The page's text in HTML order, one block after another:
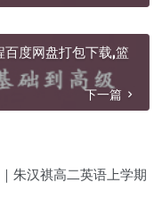
百度网盘打包下载,篮
下一篇
朱汉祺高二英语上学期